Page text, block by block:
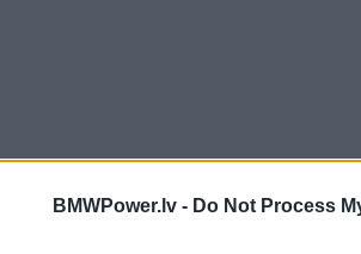
BMWPower.lv - Do Not Process